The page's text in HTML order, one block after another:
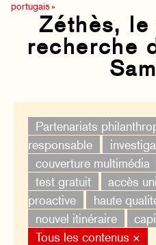
portugais »
Zéthès, le
recherche
Partenariats
responsable
couverture multimédia
test gratuit
accès
proactive
haute
nouvel itinéraire
Tous les contenus ×